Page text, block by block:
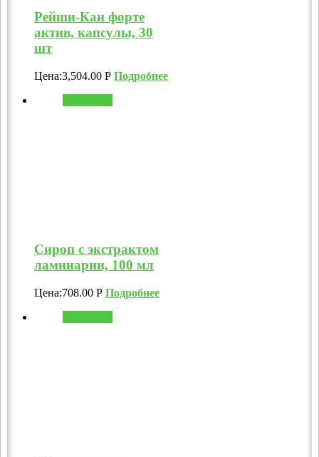
Рейши-Кан форте
актив, капсулы, 30
шт
Цена:3,504.00 Р Подробнее
Сироп с экстрактом
ламинарии, 100 мл
Цена:708.00 Р Подробнее